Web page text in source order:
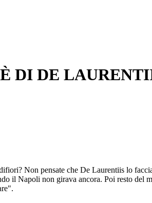
DI DE
Non pensate che De Laurentiis lo
il Napoli non girava ancora. Poi resto del